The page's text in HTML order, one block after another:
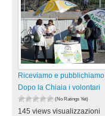
Riceviamo e pubblichiamo.
Dopo la Chiaia i volontari
(No Ratings Yet)
145 views visualizzazioni